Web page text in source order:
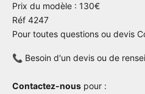
Prix du modèle : 130€
Réf 4247
Pour toutes questions ou devis
📞 Besoin d'un devis ou de
Contactez-nous pour :